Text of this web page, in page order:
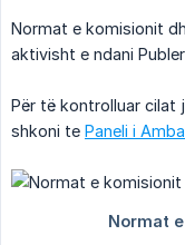
Normat e komisionit
aktivisht e ndani
Për të kontrolluar
shkoni te Paneli i